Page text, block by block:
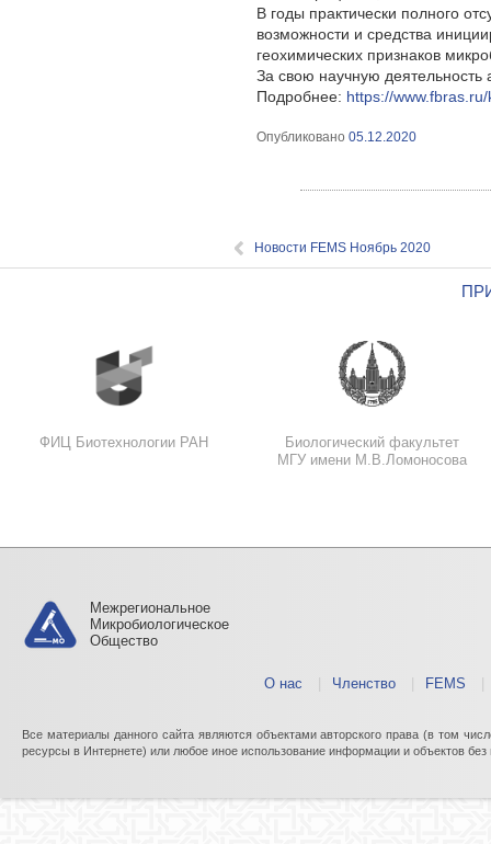
В годы практически полного
возможности и средства
геохимических признаков
За свою научную деятельность
Подробнее: https://
Опубликовано 05.12.2020
Новости FEMS Ноябрь 2020
ФИЦ Биотехнологии РАН
Биологический факультет
МГУ имени М.В.Ломоносова
Межрегиональное
Микробиологическое
Общество
О нас Членство FEMS
Все материалы данного сайта являются объектами авторского права (в том
ресурсы в Интернете) или любое иное использование информации и объектов без